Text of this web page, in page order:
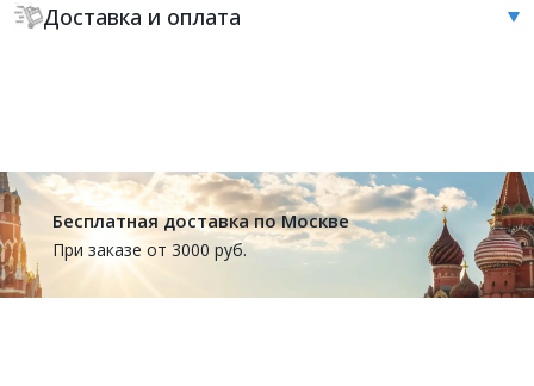
Доставка и оплата
Бесплатная доставка по Москве
При заказе от 3000 руб.